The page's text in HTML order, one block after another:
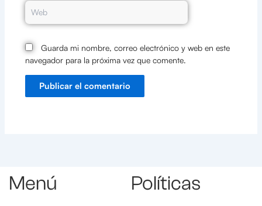
Web
Guarda mi nombre, correo electrónico y web en este
navegador para la próxima vez que comente.
Menú Políticas